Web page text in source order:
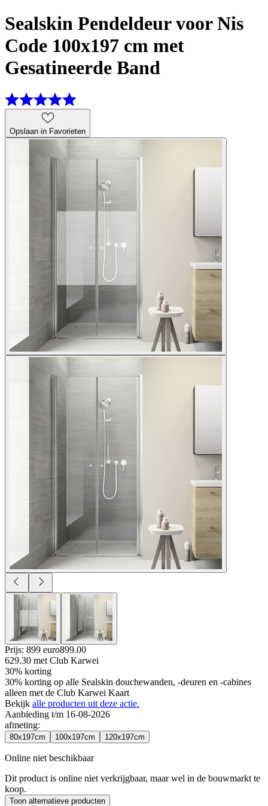
Sealskin Pendeldeur voor Nis
Code 100x197 cm met
Gesatineerde Band
Opslaan in Favorieten
Prijs: 899 euro899.00
629.30 met Club Karwei
30% korting
30% korting op alle Sealskin douchewanden, -deuren en -cabines
alleen met de Club Karwei Kaart
Bekijk alle producten uit deze actie.
Aanbieding t/m 16-08-2026
afmeting:
80x197cm 100x197cm 120x197cm
Online niet beschikbaar
Dit product is online niet verkrijgbaar, maar wel in de bouwmarkt te
koop.
Toon alternatieve producten